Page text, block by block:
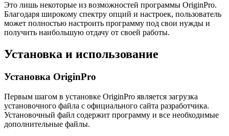
Это лишь некоторые из возможностей программы OriginPro.
Благодаря широкому спектру опций и настроек, пользователь
может полностью настроить программу под свои нужды и
получить наибольшую отдачу от своей работы.
Установка и использование
Установка OriginPro
Первым шагом в установке OriginPro является загрузка
установочного файла с официального сайта разработчика.
Установочный файл содержит программу и все необходимые
дополнительные файлы.